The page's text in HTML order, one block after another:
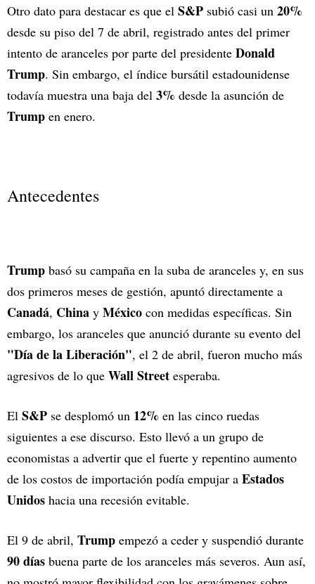
Otro dato para destacar es que el S&P subió casi un 20%
desde su piso del 7 de abril, registrado antes del primer
intento de aranceles por parte del presidente Donald
Trump. Sin embargo, el índice bursátil estadounidense
todavía muestra una baja del 3% desde la asunción de
Trump en enero.
Antecedentes
Trump basó su campaña en la suba de aranceles y, en sus
dos primeros meses de gestión, apuntó directamente a
Canadá, China y México con medidas específicas. Sin
embargo, los aranceles que anunció durante su evento del
"Día de la Liberación", el 2 de abril, fueron mucho más
agresivos de lo que Wall Street esperaba.
El S&P se desplomó un 12% en las cinco ruedas
siguientes a ese discurso. Esto llevó a un grupo de
economistas a advertir que el fuerte y repentino aumento
de los costos de importación podía empujar a Estados
Unidos hacia una recesión evitable.
El 9 de abril, Trump empezó a ceder y suspendió durante
90 días buena parte de los aranceles más severos. Aun así,